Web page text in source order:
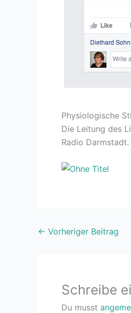
Physiologische
Die Leitung des
Radio
← Vorheriger Beitrag
Schreibe
Du musst